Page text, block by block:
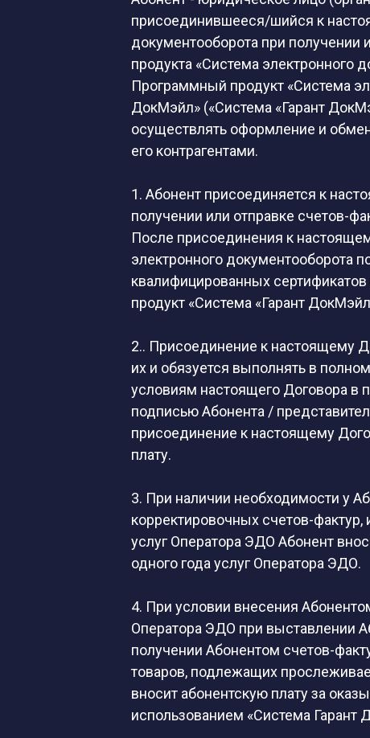
присоединившееся/шийся к
документооборота при получении
продукта «Система электронного
Программный продукт «Система
ДокМэйл» («Система «Гарант
осуществлять оформление и
его контрагентами.
1. Абонент присоединяется к
получении или отправке счетов-
После присоединения к
электронного документооборота
квалифицированных
продукт «Система «Гарант
2.. Присоединение к настоящему
их и обязуется выполнять в
условиям настоящего Договора в
подписью Абонента /
присоединение к настоящему
плату.
3. При наличии необходимости у
корректировочных счетов-
услуг Оператора ЭДО Абонент
одного года услуг Оператора ЭДО.
4. При условии внесения
Оператора ЭДО при выставлении
получении Абонентом счетов-
товаров, подлежащих
вносит абонентскую плату за
использованием «Система Гарант